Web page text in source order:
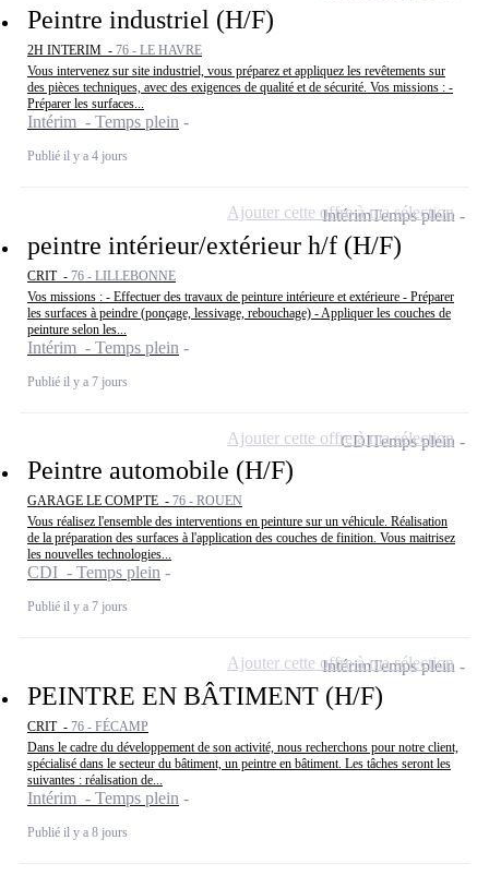
Peintre industriel (H/F)
2H INTERIM - 76 - LE HAVRE
Vous intervenez sur site industriel, vous préparez et appliquez les revêtements sur
des pièces techniques, avec des exigences de qualité et de sécurité. Vos missions : -
Préparer les surfaces...
Intérim - Temps plein
Publié il y a 4 jours
peintre intérieur/extérieur h/f (H/F)
CRIT - 76 - LILLEBONNE
Vos missions : - Effectuer des travaux de peinture intérieure et extérieure - Préparer
les surfaces à peindre (ponçage, lessivage, rebouchage) - Appliquer les couches de
peinture selon les...
Intérim - Temps plein
Publié il y a 7 jours
IntérimTemps plein
Ajouter cette offre à ma sélection
Peintre automobile (H/F)
GARAGE LE COMPTE - 76 - ROUEN
Vous réalisez l'ensemble des interventions en peinture sur un véhicule. Réalisation
de la préparation des surfaces à l'application des couches de finition. Vous maitrisez
les nouvelles technologies...
CDI - Temps plein
Publié il y a 7 jours
CDITemps plein
Ajouter cette offre à ma sélection
PEINTRE EN BÂTIMENT (H/F)
CRIT - 76 - FÉCAMP
Dans le cadre du développement de son activité, nous recherchons pour notre client,
spécialisé dans le secteur du bâtiment, un peintre en bâtiment. Les tâches seront les
suivantes : réalisation de...
Intérim - Temps plein
Publié il y a 8 jours
IntérimTemps plein
Ajouter cette offre à ma sélection